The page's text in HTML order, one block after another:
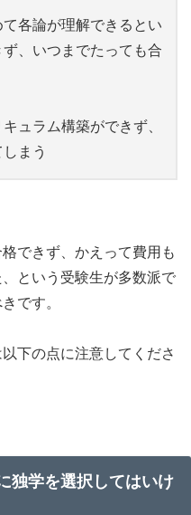
各論が理解できるとい
、いつまでたっても合
ュラム構築ができず、
まう
できず、かえって費用も
という受験生が多数派で
です。
下の点に注意してくださ
独学を選択してはいけ